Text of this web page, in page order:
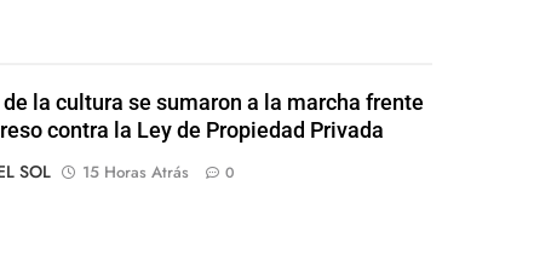
de la cultura se sumaron a la marcha frente
contra la Ley de Propiedad Privada
SOL
15 Horas Atrás 0